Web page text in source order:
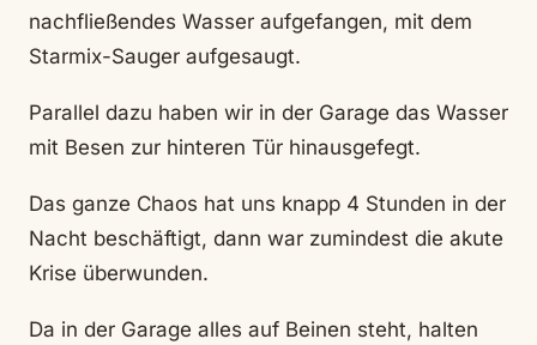
nachfließendes Wasser aufgefangen, mit dem
Starmix-Sauger aufgesaugt.
Parallel dazu haben wir in der Garage das Wasser
mit Besen zur hinteren Tür hinausgefegt.
Das ganze Chaos hat uns knapp 4 Stunden in der
Nacht beschäftigt, dann war zumindest die akute
Krise überwunden.
Da in der Garage alles auf Beinen steht, halten